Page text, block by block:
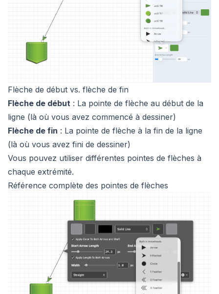
Flèche de début vs. flèche de fin
Flèche de début : La pointe de flèche au début de la
ligne (là où vous avez commencé à dessiner)
Flèche de fin : La pointe de flèche à la fin de la ligne
(là où vous avez fini de dessiner)
Vous pouvez utiliser différentes pointes de flèches à
chaque extrémité.
Référence complète des pointes de flèches